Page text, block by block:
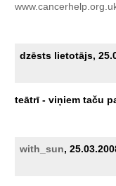
dzēsts lietotājs,
teātrī - viņiem taču
with_sun,